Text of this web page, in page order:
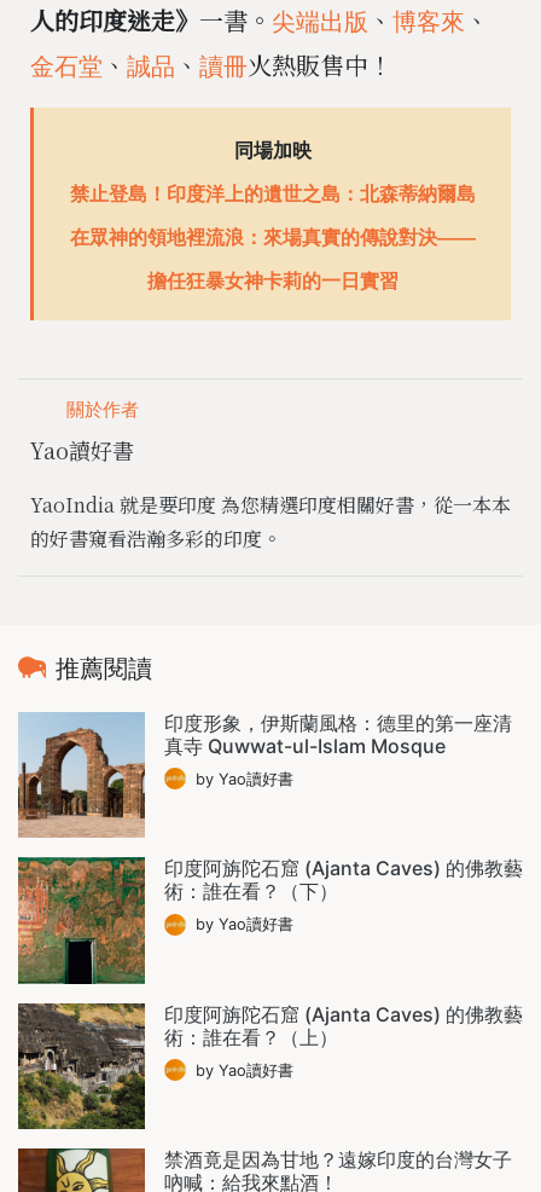
人的印度迷走》 一書。 尖端出版 、 博客來 、
金石堂 、 誠品 、 讀冊火熱販售中！
同場加映
禁止登島！印度洋上的遺世之島：北森蒂納爾島
在眾神的領地裡流浪：來場真實的傳說對決——
擔任狂暴女神卡莉的一日實習
關於作者
Yao讀好書
YaoIndia 就是要印度 為您精選印度相關好書，從一本本
的好書窺看浩瀚多彩的印度。
推薦閱讀
印度形象，伊斯蘭風格：德里的第一座清
真寺 Quwwat-ul-Islam Mosque
by Yao讀好書
印度阿旃陀石窟 (Ajanta Caves) 的佛教藝
術：誰在看？（下）
by Yao讀好書
印度阿旃陀石窟 (Ajanta Caves) 的佛教藝
術：誰在看？（上）
by Yao讀好書
禁酒竟是因為甘地？遠嫁印度的台灣女子
吶喊：給我來點酒！